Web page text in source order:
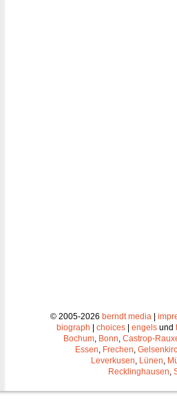
© 2005-2026 berndt media |
biograph | choices | engels und
Bochum Bonn Castrop-
Essen Frechen
Leverkusen Lünen
Recklinghausen